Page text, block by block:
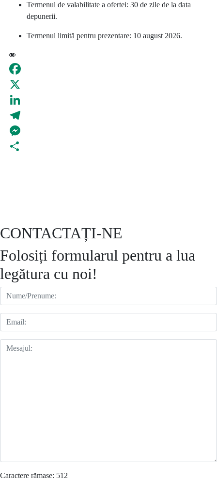
Termenul de valabilitate a ofertei: 30 de zile de la data
depunerii.
Termenul limită pentru prezentare: 10 august 2026.
Facebook
X
LinkedIn
Telegram
Messenger
CONTACTAȚI-NE
Folosiți formularul pentru a lua
legătura cu noi!
Caractere rămase: 512